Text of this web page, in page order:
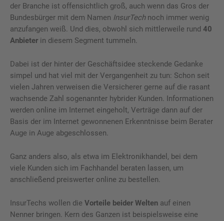
der Branche ist offensichtlich groß, auch wenn das Gros der
Bundesbürger mit dem Namen InsurTech noch immer wenig
anzufangen weiß. Und dies, obwohl sich mittlerweile rund 40
Anbieter in diesem Segment tummeln.
Dabei ist der hinter der Geschäftsidee steckende Gedanke
simpel und hat viel mit der Vergangenheit zu tun: Schon seit
vielen Jahren verweisen die Versicherer gerne auf die rasant
wachsende Zahl sogenannter hybrider Kunden. Informationen
werden online im Internet eingeholt, Verträge dann auf der
Basis der im Internet gewonnenen Erkenntnisse beim Berater
Auge in Auge abgeschlossen.
Ganz anders also, als etwa im Elektronikhandel, bei dem
viele Kunden sich im Fachhandel beraten lassen, um
anschließend preiswerter online zu bestellen.
InsurTechs wollen die Vorteile beider Welten auf einen
Nenner bringen. Kern des Ganzen ist beispielsweise eine